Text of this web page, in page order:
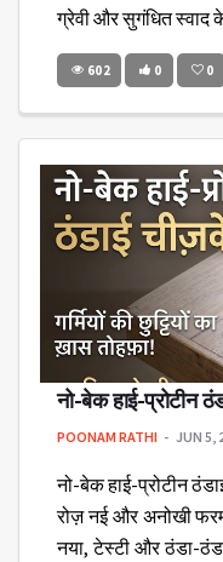
ग्रेवी और सुगंधित स्वाद
602 0 0
नो-बेक हाई-प्रोटीन
POONAM RATHI JUN 5,
नो-बेक हाई-प्रोटीन
रोज़ नई और अनोखी
नया, टेस्टी और ठंडा-